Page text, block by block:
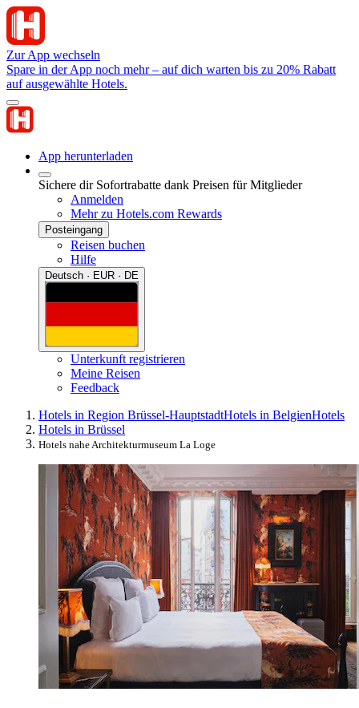
Zur App wechseln
Spare in der App noch mehr – auf dich warten bis zu 20% Rabatt
auf ausgewählte Hotels.
App herunterladen
Sichere dir Sofortrabatte dank Preisen für Mitglieder
Anmelden
Mehr zu Hotels.com Rewards
Posteingang
Reisen buchen
Hilfe
Deutsch · EUR · DE
Unterkunft registrieren
Meine Reisen
Feedback
Hotels in Region Brüssel-HauptstadtHotels in BelgienHotels
Hotels in Brüssel
Hotels nahe Architekturmuseum La Loge